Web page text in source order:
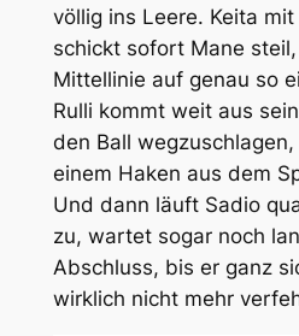
völlig ins Leere. Keita
schickt sofort Mane
Mittellinie auf genau so
Rulli kommt weit aus
den Ball
einem Haken aus dem
Und dann läuft Sadio
zu, wartet sogar noch
Abschluss, bis er ganz
wirklich nicht mehr